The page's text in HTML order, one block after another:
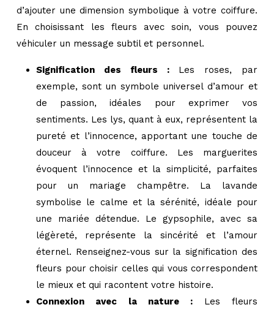
d’ajouter une dimension symbolique à votre coiffure.
En choisissant les fleurs avec soin, vous pouvez
véhiculer un message subtil et personnel.
Signification des fleurs : Les roses, par
exemple, sont un symbole universel d’amour et
de passion, idéales pour exprimer vos
sentiments. Les lys, quant à eux, représentent la
pureté et l’innocence, apportant une touche de
douceur à votre coiffure. Les marguerites
évoquent l’innocence et la simplicité, parfaites
pour un mariage champêtre. La lavande
symbolise le calme et la sérénité, idéale pour
une mariée détendue. Le gypsophile, avec sa
légèreté, représente la sincérité et l’amour
éternel. Renseignez-vous sur la signification des
fleurs pour choisir celles qui vous correspondent
le mieux et qui racontent votre histoire.
Connexion avec la nature : Les fleurs